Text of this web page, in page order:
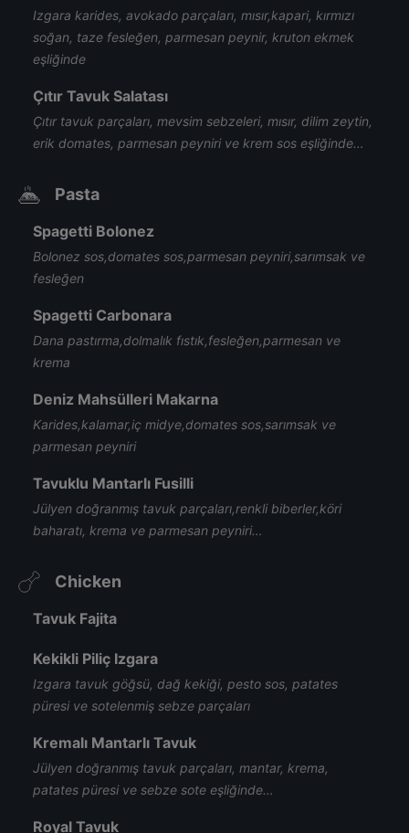
Izgara karides, avokado parçaları, mısır,kapari, kırmızı
soğan, taze fesleğen, parmesan peynir, kruton ekmek
eşliğinde
Çıtır Tavuk Salatası
Çıtır tavuk parçaları, mevsim sebzeleri, mısır, dilim zeytin,
erik domates, parmesan peyniri ve krem sos eşliğinde…
Pasta
Spagetti Bolonez
Bolonez sos,domates sos,parmesan peyniri,sarımsak ve
fesleğen
Spagetti Carbonara
Dana pastırma,dolmalık fıstık,fesleğen,parmesan ve
krema
Deniz Mahsülleri Makarna
Karides,kalamar,iç midye,domates sos,sarımsak ve
parmesan peyniri
Tavuklu Mantarlı Fusilli
Jülyen doğranmış tavuk parçaları,renkli biberler,köri
baharatı, krema ve parmesan peyniri…
Chicken
Tavuk Fajita
Kekikli Piliç Izgara
Izgara tavuk göğsü, dağ kekiği, pesto sos, patates
püresi ve sotelenmiş sebze parçaları
Kremalı Mantarlı Tavuk
Jülyen doğranmış tavuk parçaları, mantar, krema,
patates püresi ve sebze sote eşliğinde…
Royal Tavuk